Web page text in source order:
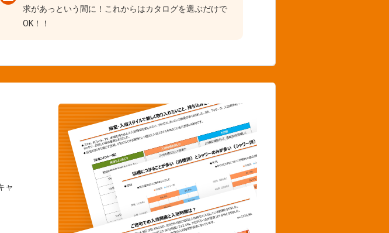
求があっという間に！これからはカタログを選ぶだけで
OK！！
ャ